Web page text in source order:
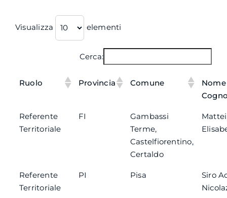
Visualizza elementi
Cerca:
Ruolo Provincia Comune
Referente
Territoriale
FI
Gambassi
Terme,
Castelfiorentino,
Certaldo
Referente
Territoriale
PI Pisa
Siro